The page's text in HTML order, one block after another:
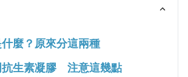
麼？原來分這兩種
抗生素凝膠 注意這幾點